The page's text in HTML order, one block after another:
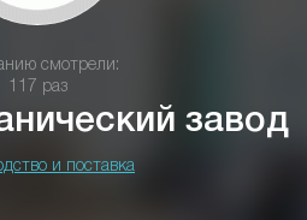
смотрели:
117 раз
завод
и поставка